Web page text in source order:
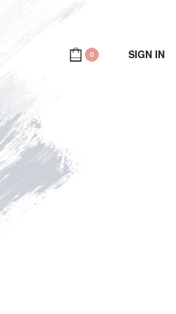
0 SIGN IN